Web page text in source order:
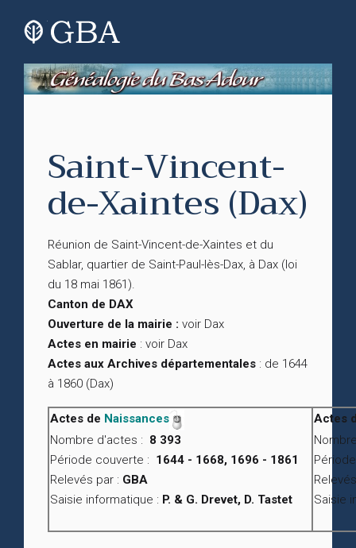
Saint-Vincent-
de-Xaintes (Dax)
Réunion de Saint-Vincent-de-Xaintes et du
Sablar, quartier de Saint-Paul-lès-Dax, à Dax (loi
du 18 mai 1861).
Canton de DAX
Ouverture de la mairie : voir Dax
Actes en mairie : voir Dax
Actes aux Archives départementales : de 1644
à 1860 (Dax)
Actes de Naissances
Nombre d'actes : 8 393
Période couverte : 1644 - 1668, 1696 - 1861
Relevés par : GBA
Saisie informatique : P. & G. Drevet, D. Tastet
Actes
Saisie